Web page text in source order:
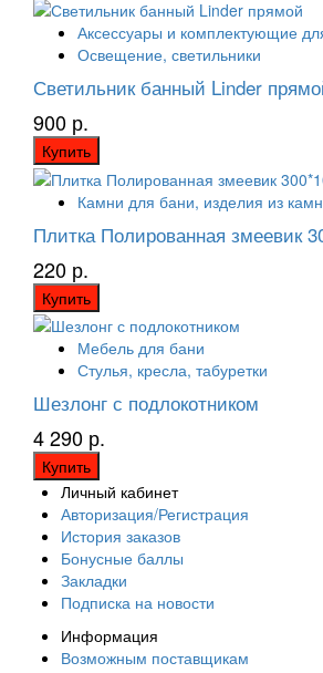
Аксессуары и комплектующие
Освещение, светильники
Светильник банный Linder
900 р.
Купить
Камни для бани, изделия из
Плитка Полированная змеевик
220 р.
Купить
Мебель для бани
Стулья, кресла, табуретки
Шезлонг с подлокотником
4 290 р.
Купить
Личный кабинет
Авторизация/Регистрация
История заказов
Бонусные баллы
Закладки
Подписка на новости
Информация
Возможным поставщикам